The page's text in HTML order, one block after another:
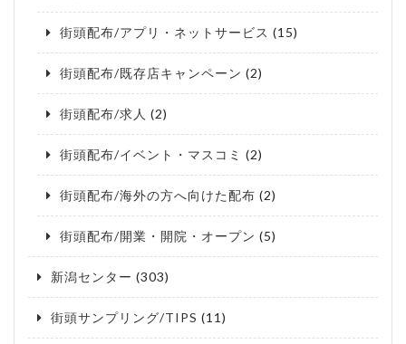
街頭配布/アプリ・ネットサービス (15)
街頭配布/既存店キャンペーン (2)
街頭配布/求人 (2)
街頭配布/イベント・マスコミ (2)
街頭配布/海外の方へ向けた配布 (2)
街頭配布/開業・開院・オープン (5)
新潟センター (303)
街頭サンプリング/TIPS (11)